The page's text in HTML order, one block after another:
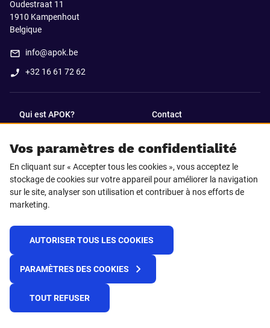
Vos paramètres de confidentialité
En cliquant sur « Accepter tous les cookies », vous acceptez le
stockage de cookies sur votre appareil pour améliorer la navigation
sur le site, analyser son utilisation et contribuer à nos efforts de
marketing.
AUTORISER TOUS LES COOKIES
PARAMÈTRES DES COOKIES
TOUT REFUSER
Oudestraat 11
1910 Kampenhout
Belgique
info@apok.be
+32 16 61 72 62
Qui est APOK? Contact
SUIVEZ-NOUS SUR
Facebook LinkedIn
© 2025 APOK